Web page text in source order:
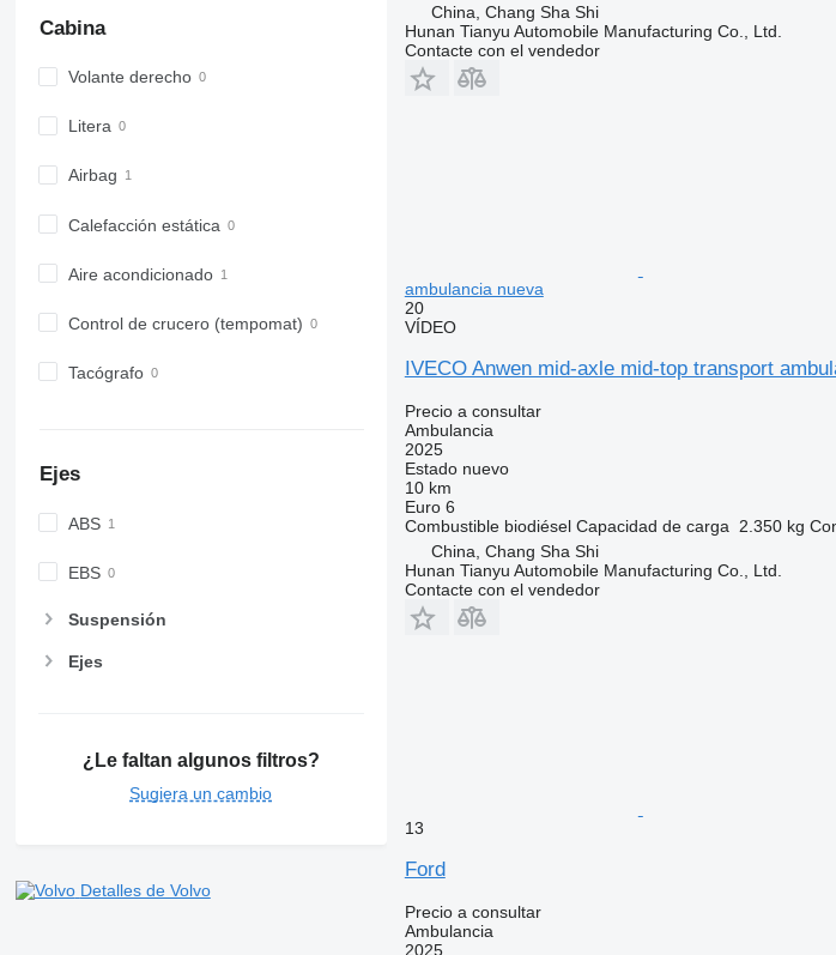
Cabina
Volante derecho
Litera
Airbag
Calefacción estática
Aire acondicionado
Control de crucero (tempomat)
Tacógrafo
Ejes
ABS
EBS
Suspensión
Ejes
¿Le faltan algunos filtros?
Sugiera un cambio
Detalles de Volvo
China, Chang Sha Shi
Hunan Tianyu Automobile Manufacturing Co., Ltd.
Contacte con el vendedor
ambulancia nueva
20
VÍDEO
IVECO Anwen mid-axle mid-top transport
Precio a consultar
Ambulancia
2025
Estadonuevo
10 km
Euro 6
Combustible biodiésel Capacidad de carga 2.350 kg
China, Chang Sha Shi
Hunan Tianyu Automobile Manufacturing Co., Ltd.
Contacte con el vendedor
13
Ford
Precio a consultar
Ambulancia
2025